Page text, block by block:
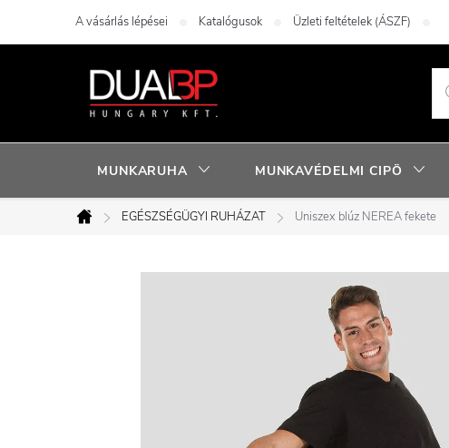
A vásárlás lépései Katalógusok Üzleti feltételek (ÁSZF)
MUNKARUHA MUNKAVÉDELMI CIPÖ
Kezdőlap
EGÉSZSÉGÜGYI RUHÁZAT Uniszex blúz NEREA fekete